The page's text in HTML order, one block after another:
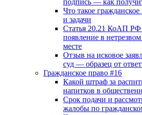
подпись — как
Что такое
и задачи
Статья 20.21 КоАП РФ
появление в
месте
Отзыв на исковое
суд — образец от
Гражданское право #16
Какой штраф за
напитков в
Срок подачи и
жалобы по